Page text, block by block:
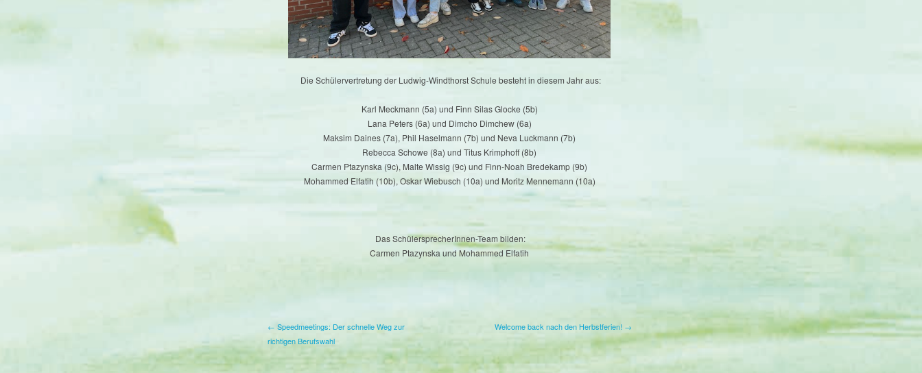
Die Schülervertretung der Ludwig-Windthorst Schule besteht in diesem Jahr aus:
Karl Meckmann (5a) und Finn Silas Glocke (5b)
Lana Peters (6a) und Dimcho Dimchew (6a)
Maksim Daines (7a), Phil Haselmann (7b) und Neva Luckmann (7b)
Rebecca Schowe (8a) und Titus Krimphoff (8b)
Carmen Ptazynska (9c), Malte Wissig (9c) und Finn-Noah Bredekamp (9b)
Mohammed Elfatih (10b), Oskar Wiebusch (10a) und Moritz Mennemann (10a)
Das SchülersprecherInnen-Team bilden:
Carmen Ptazynska und Mohammed Elfatih
← Speedmeetings: Der schnelle Weg zur
richtigen Berufswahl
Welcome back nach den Herbstferien! →